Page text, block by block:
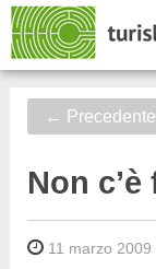
← Precedente
Non
11 marzo 2009